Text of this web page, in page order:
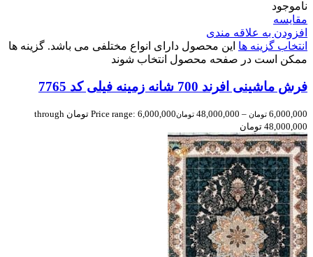
ناموجود
مقایسه
افزودن به علاقه مندی
انتخاب گزینه ها این محصول دارای انواع مختلفی می باشد. گزینه ها
ممکن است در صفحه محصول انتخاب شوند
فرش ماشینی افرند 700 شانه زمینه فیلی کد 7765
6,000,000 تومان –
48,000,000 تومان
Price range: 6,000,000 تومان through
48,000,000 تومان